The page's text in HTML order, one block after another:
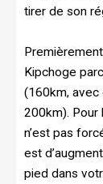
tirer de son
Kipchoge
(160km, avec
200km). Pour
n’est pas
est
pied dans